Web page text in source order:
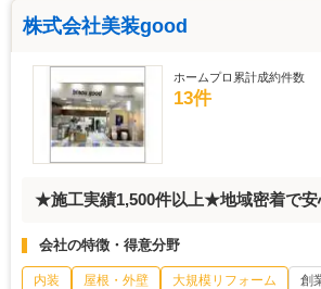
株式会社美装good
ホームプロ累計成約件数
13件
★施工実績1,500件以上★地域密着で安
会社の特徴・得意分野
内装 屋根・外壁 大規模リフォーム
創